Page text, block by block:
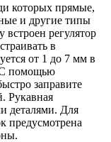
которых прямые,
и другие типы
встроен регулятор
в
от 1 до 7 мм в
помощью
заправите
Рукавная
деталями. Для
предусмотрена